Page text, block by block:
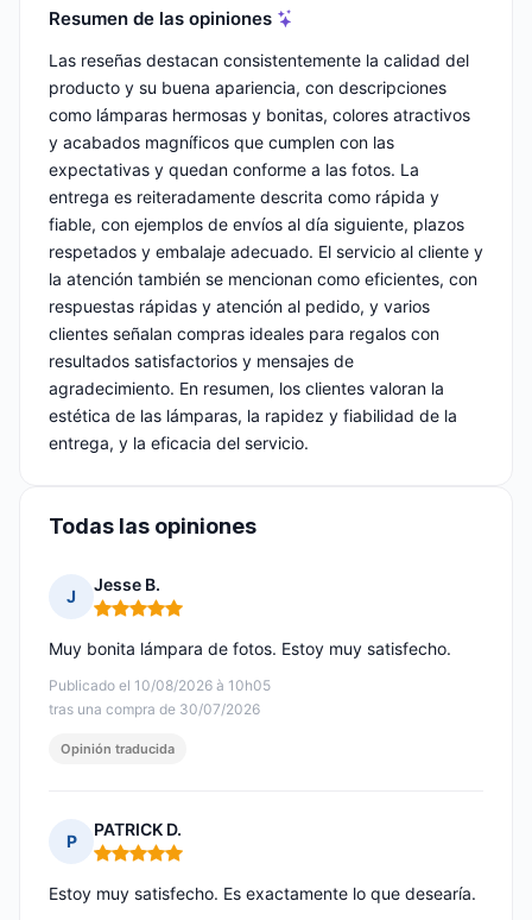
Resumen de las opiniones
Las reseñas destacan consistentemente la calidad del
producto y su buena apariencia, con descripciones
como lámparas hermosas y bonitas, colores atractivos
y acabados magníficos que cumplen con las
expectativas y quedan conforme a las fotos. La
entrega es reiteradamente descrita como rápida y
fiable, con ejemplos de envíos al día siguiente, plazos
respetados y embalaje adecuado. El servicio al cliente y
la atención también se mencionan como eficientes, con
respuestas rápidas y atención al pedido, y varios
clientes señalan compras ideales para regalos con
resultados satisfactorios y mensajes de
agradecimiento. En resumen, los clientes valoran la
estética de las lámparas, la rapidez y fiabilidad de la
entrega, y la eficacia del servicio.
Todas las opiniones
J
Jesse B.
Nota: 5 de 5
Publicado el 10/08/2026 à 10h05
tras una compra de 30/07/2026
Muy bonita lámpara de fotos. Estoy muy satisfecho.
Opinión traducida
P
PATRICK D.
Nota: 5 de 5
Estoy muy satisfecho. Es exactamente lo que desearía.